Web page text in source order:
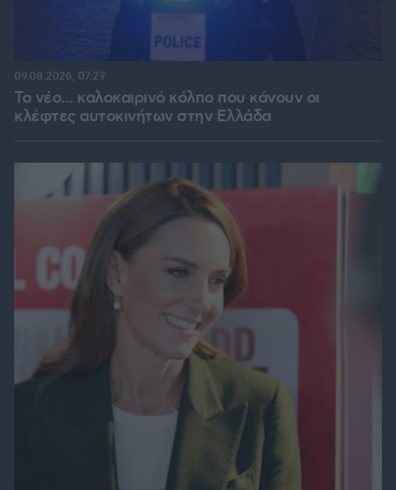
Το νέο... καλοκαιρινό κόλπο που κάνουν οι
κλέφτες αυτοκινήτων στην Ελλάδα
09.08.2026, 07:29